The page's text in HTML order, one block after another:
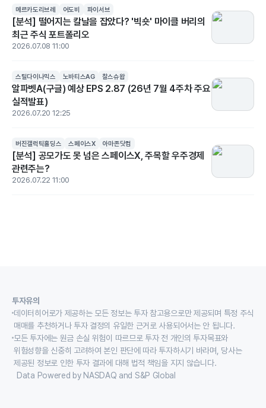
메르카도리브레 어도비 파이서브
[분석] 떨어지는 칼날을 잡았다? '빅숏' 마이클 버리의
최근 주식 포트폴리오
2026.07.08 11:00
스틸다이나믹스 노바티스AG 찰스슈왑
알파벳A(구글) 예상 EPS 2.87 (26년 7월 4주차 주요
실적발표)
2026.07.20 12:25
버진갤럭틱홀딩스 스페이스X 아마존닷컴
[분석] 공모가도 못 넘은 스페이스X, 주목할 우주경제
관련주는?
2026.07.22 11:00
투자유의
데이터히어로가 제공하는 모든 정보는 투자 참고용으로만 제공되며 특정 주식
매매를 추천하거나 투자 결정의 유일한 근거로 사용되어서는 안 됩니다.
모든 투자에는 원금 손실 위험이 따르므로 투자 전 개인의 투자목표와
위험성향을 신중히 고려하여 본인 판단에 따라 투자하시기 바라며, 당사는
제공된 정보로 인한 투자 결과에 대해 법적 책임을 지지 않습니다.
Data Powered by NASDAQ and S&P Global